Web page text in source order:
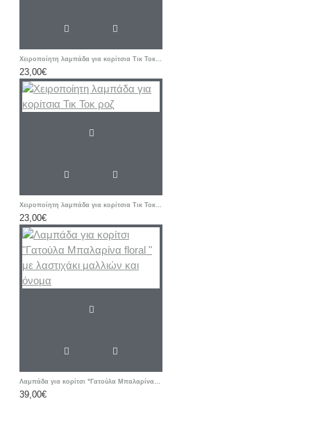
Χειροποίητη λαμπάδα για κορίτσια Τικ Τοκ μωβ
23,00€
Χειροποίητη λαμπάδα για κορίτσια Τικ Τοκ ροζ
23,00€
Λαμπάδα για κορίτσι "Γατούλα Μπαλαρίνα floral " με λαστιχάκι μαλλιών και όνομα
39,00€